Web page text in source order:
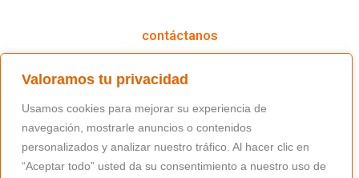
Valoramos tu privacidad
Usamos cookies para mejorar su experiencia de
navegación, mostrarle anuncios o contenidos
personalizados y analizar nuestro tráfico. Al hacer clic en
“Aceptar todo” usted da su consentimiento a nuestro uso de
contáctanos
(+34) 91 766 98 56 / fundacion@masfamilia.org
síguenos en nuestras redes sociales